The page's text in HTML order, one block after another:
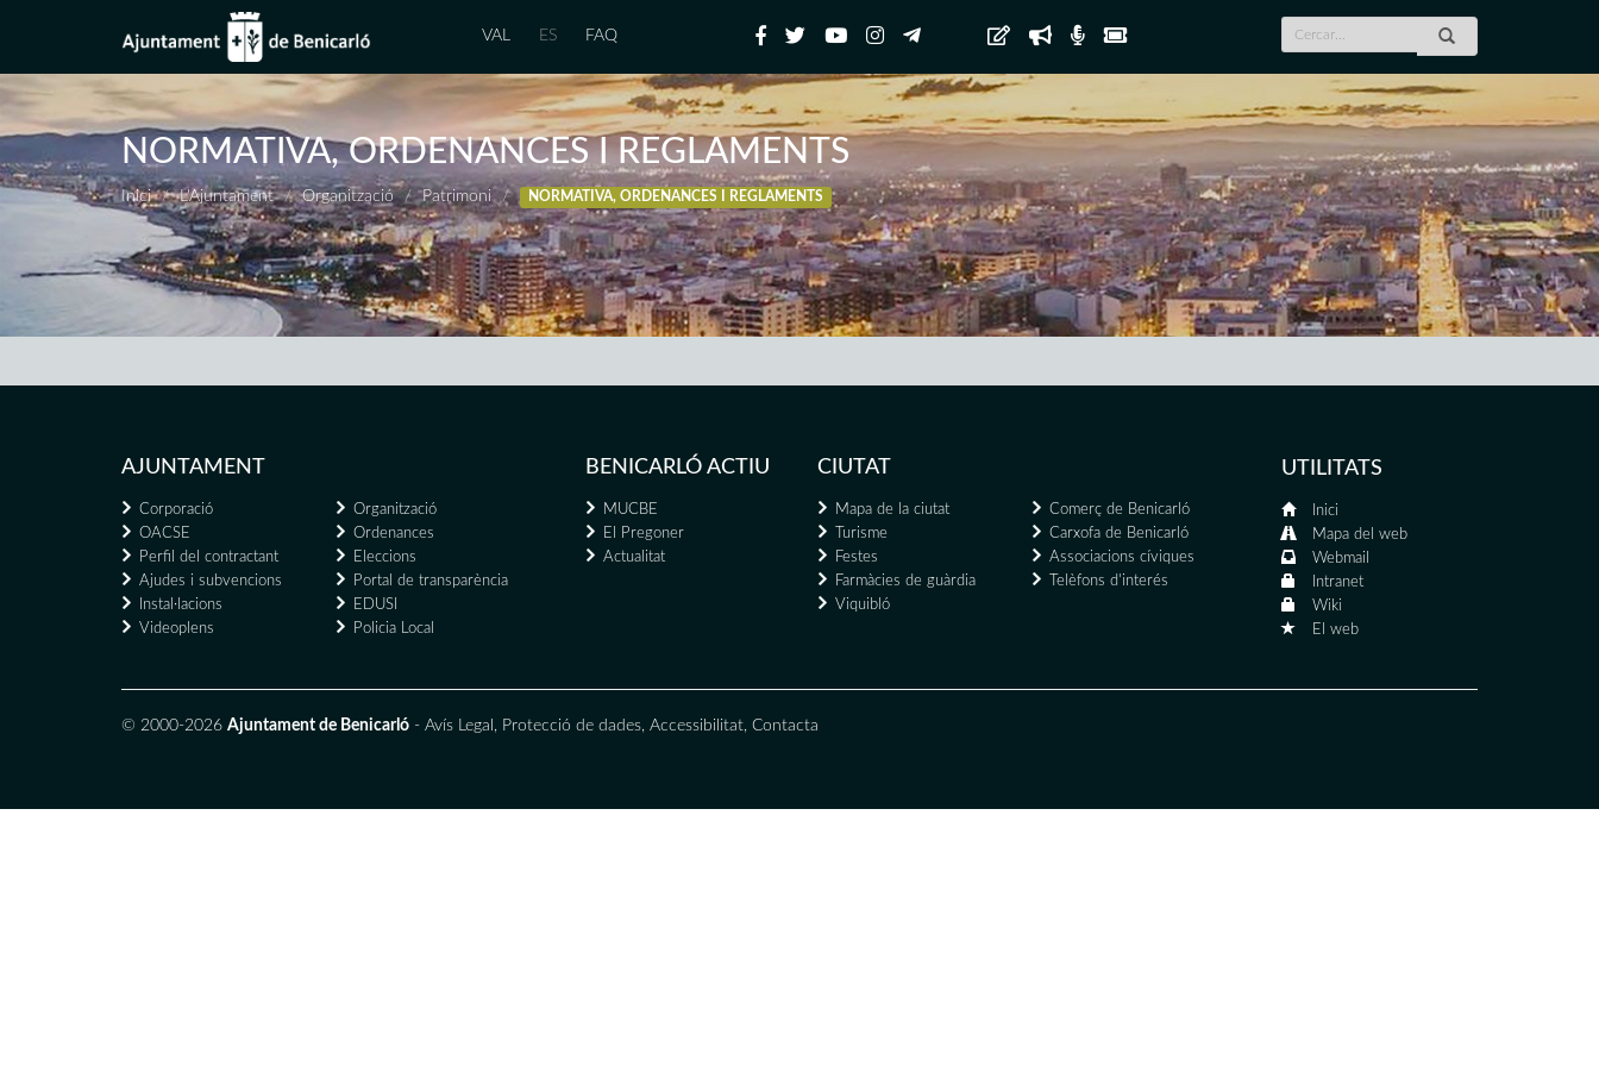
VAL ES FAQ
NORMATIVA, ORDENANCES I REGLAMENTS
Inici L'Ajuntament Organització Patrimoni NORMATIVA, ORDENANCES I REGLAMENTS
AJUNTAMENT
Corporació
Organització
OACSE
Ordenances
Perfil del contractant
Eleccions
Ajudes i subvencions
Portal de transparència
Instal·lacions
EDUSI
Videoplens
Policia Local
BENICARLÓ ACTIU
MUCBE
El Pregoner
Actualitat
CIUTAT
Mapa de la ciutat
Comerç de Benicarló
Turisme
Carxofa de Benicarló
Festes
Associacions cíviques
Farmàcies de guàrdia
Telèfons d'interés
Viquibló
UTILITATS
Inici
Mapa del web
Webmail
Intranet
Wiki
El web
© 2000-2026 Ajuntament de Benicarló - Avís Legal , Protecció de dades, Accessibilitat, Contacta